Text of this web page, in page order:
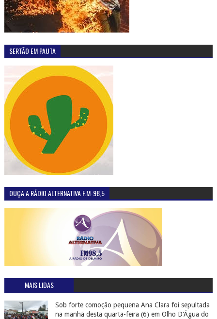
SERTÃO EM PAUTA
OUÇA A RÁDIO ALTERNATIVA F.M-98,5
MAIS LIDAS
Sob forte comoção pequena Ana Clara foi sepultada
na manhã desta quarta-feira (6) em Olho D'Água do